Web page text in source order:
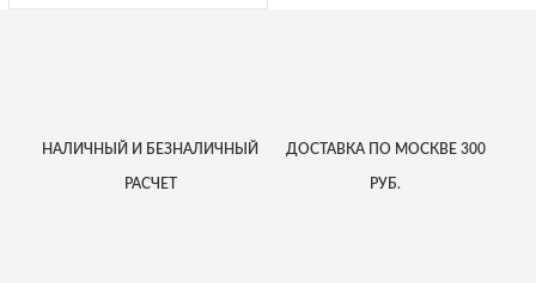
НАЛИЧНЫЙ И БЕЗНАЛИЧНЫЙ
РАСЧЕТ
ДОСТАВКАПО МОСКВЕ 300
РУБ.